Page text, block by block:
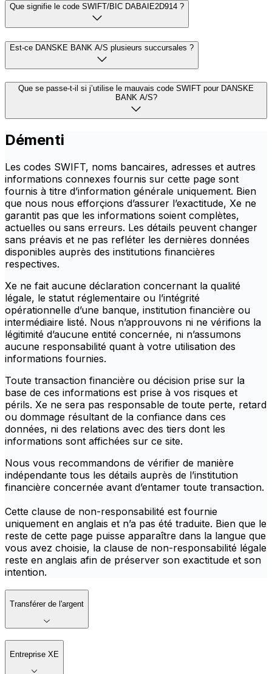
Que signifie le code SWIFT/BIC DABAIE2D914 ?
Est-ce DANSKE BANK A/S plusieurs succursales ?
Que se passe-t-il si j’utilise le mauvais code SWIFT pour DANSKE
BANK A/S?
Démenti
Les codes SWIFT, noms bancaires, adresses et autres
informations connexes fournis sur cette page sont
fournis à titre d’information générale uniquement. Bien
que nous nous efforçions d’assurer l’exactitude, Xe ne
garantit pas que les informations soient complètes,
actuelles ou sans erreurs. Les détails peuvent changer
sans préavis et ne pas refléter les dernières données
disponibles auprès des institutions financières
respectives.
Xe ne fait aucune déclaration concernant la qualité
légale, le statut réglementaire ou l’intégrité
opérationnelle d’une banque, institution financière ou
intermédiaire listé. Nous n’approuvons ni ne vérifions la
légitimité d’aucune entité concernée, ni n’assumons
aucune responsabilité quant à votre utilisation des
informations fournies.
Toute transaction financière ou décision prise sur la
base de ces informations est prise à vos risques et
périls. Xe ne sera pas responsable de toute perte, retard
ou dommage résultant de la confiance dans ces
données, ni des relations avec des tiers dont les
informations sont affichées sur ce site.
Nous vous recommandons de vérifier de manière
indépendante tous les détails auprès de l’institution
financière concernée avant d’entamer toute transaction.
Cette clause de non-responsabilité est fournie
uniquement en anglais et n’a pas été traduite. Bien que le
reste de cette page puisse apparaître dans la langue que
vous avez choisie, la clause de non-responsabilité légale
reste en anglais afin de préserver son exactitude et son
intention.
Transférer de l'argent
Entreprise XE